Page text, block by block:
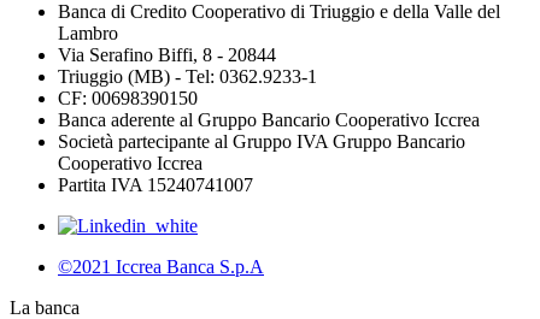
Banca di Credito Cooperativo di Triuggio e della Valle del
Lambro
Via Serafino Biffi, 8 - 20844
Triuggio (MB) - Tel: 0362.9233-1
CF: 00698390150
Banca aderente al Gruppo Bancario Cooperativo Iccrea
Società partecipante al Gruppo IVA Gruppo Bancario
Cooperativo Iccrea
Partita IVA 15240741007
©2021 Iccrea Banca S.p.A
La banca